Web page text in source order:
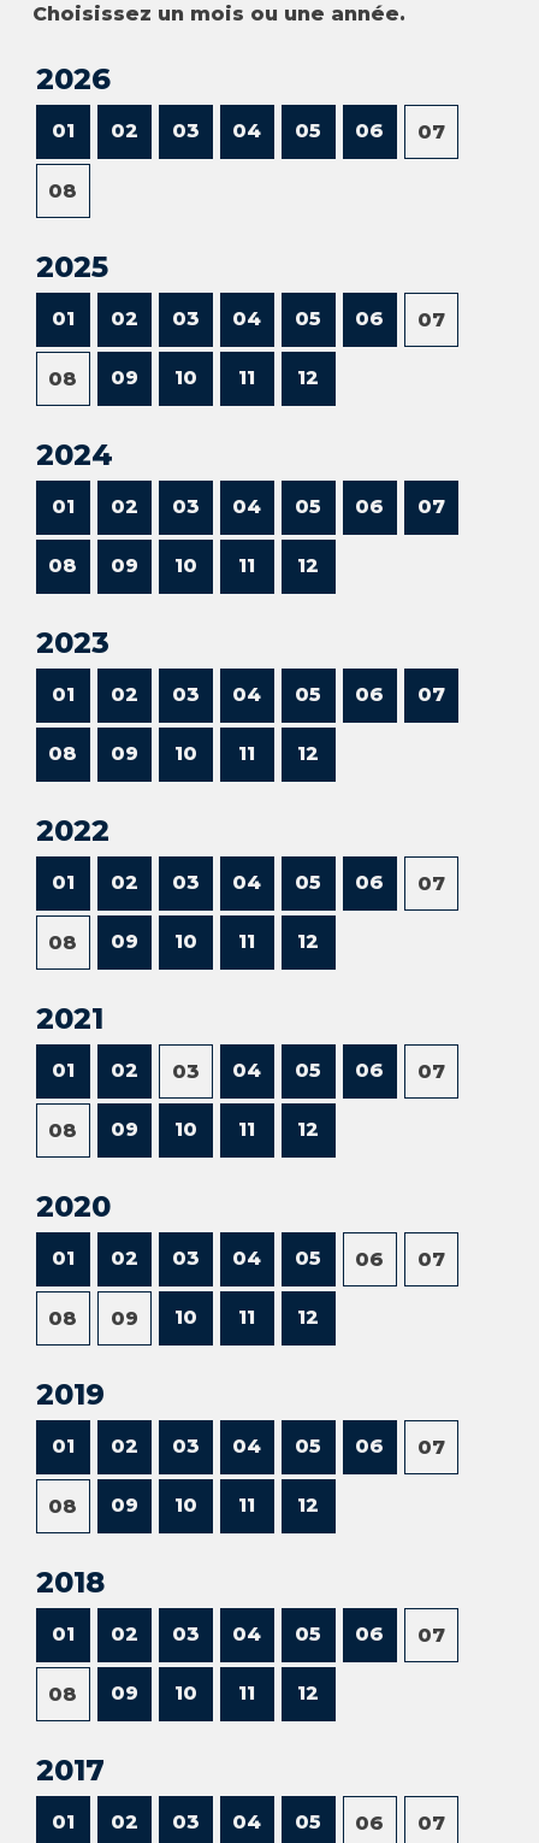
Choisissez un mois ou une année.
2026
01 02 03 04 05 06 07
08
2025
01 02 03 04 05 06 07
08 09 10 11 12
2024
01 02 03 04 05 06 07
08 09 10 11 12
2023
01 02 03 04 05 06 07
08 09 10 11 12
2022
01 02 03 04 05 06 07
08 09 10 11 12
2021
01 02 03 04 05 06 07
08 09 10 11 12
2020
01 02 03 04 05 06 07
08 09 10 11 12
2019
01 02 03 04 05 06 07
08 09 10 11 12
2018
01 02 03 04 05 06 07
08 09 10 11 12
2017
01 02 03 04 05 06 07